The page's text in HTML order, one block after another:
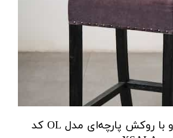
صندلی چوب گردو با روکش پارچه‌ای مدل OL کد